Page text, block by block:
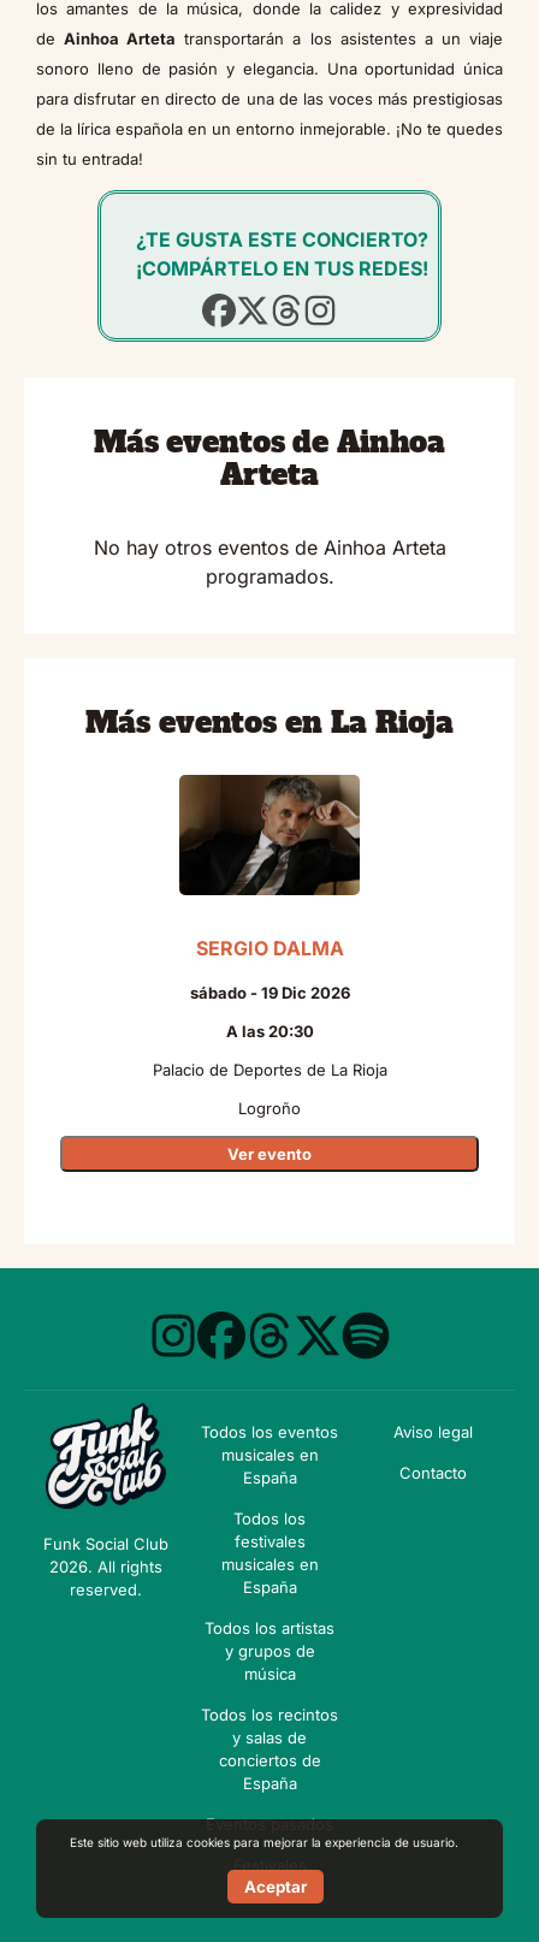
los amantes de la música, donde la calidez y expresividad
deAinhoa Arteta transportarán a los asistentes a un viaje
sonoro lleno de pasión y elegancia. Una oportunidad única
para disfrutar en directo de una de las voces más prestigiosas
de la lírica española en un entorno inmejorable. ¡No te quedes
sin tu entrada!
¿TE GUSTA ESTE CONCIERTO?
¡COMPÁRTELO EN TUS REDES!
Más eventos de Ainhoa
Arteta
No hay otros eventos de Ainhoa Arteta
programados.
Más eventos en La Rioja
SERGIO DALMA
sábado - 19 Dic 2026
A las 20:30
Palacio de Deportes de La Rioja
Logroño
Ver evento
Este sitio web utiliza cookies para mejorar la experiencia de usuario.
Aceptar
Funk Social Club
2026. All rights
reserved.
Todos los eventos
musicales en
España
Todos los
festivales
musicales en
España
Todos los artistas
y grupos de
música
Todos los recintos
y salas de
conciertos de
España
Eventos pasados
Festivales
pasados
Aviso legal
Contacto